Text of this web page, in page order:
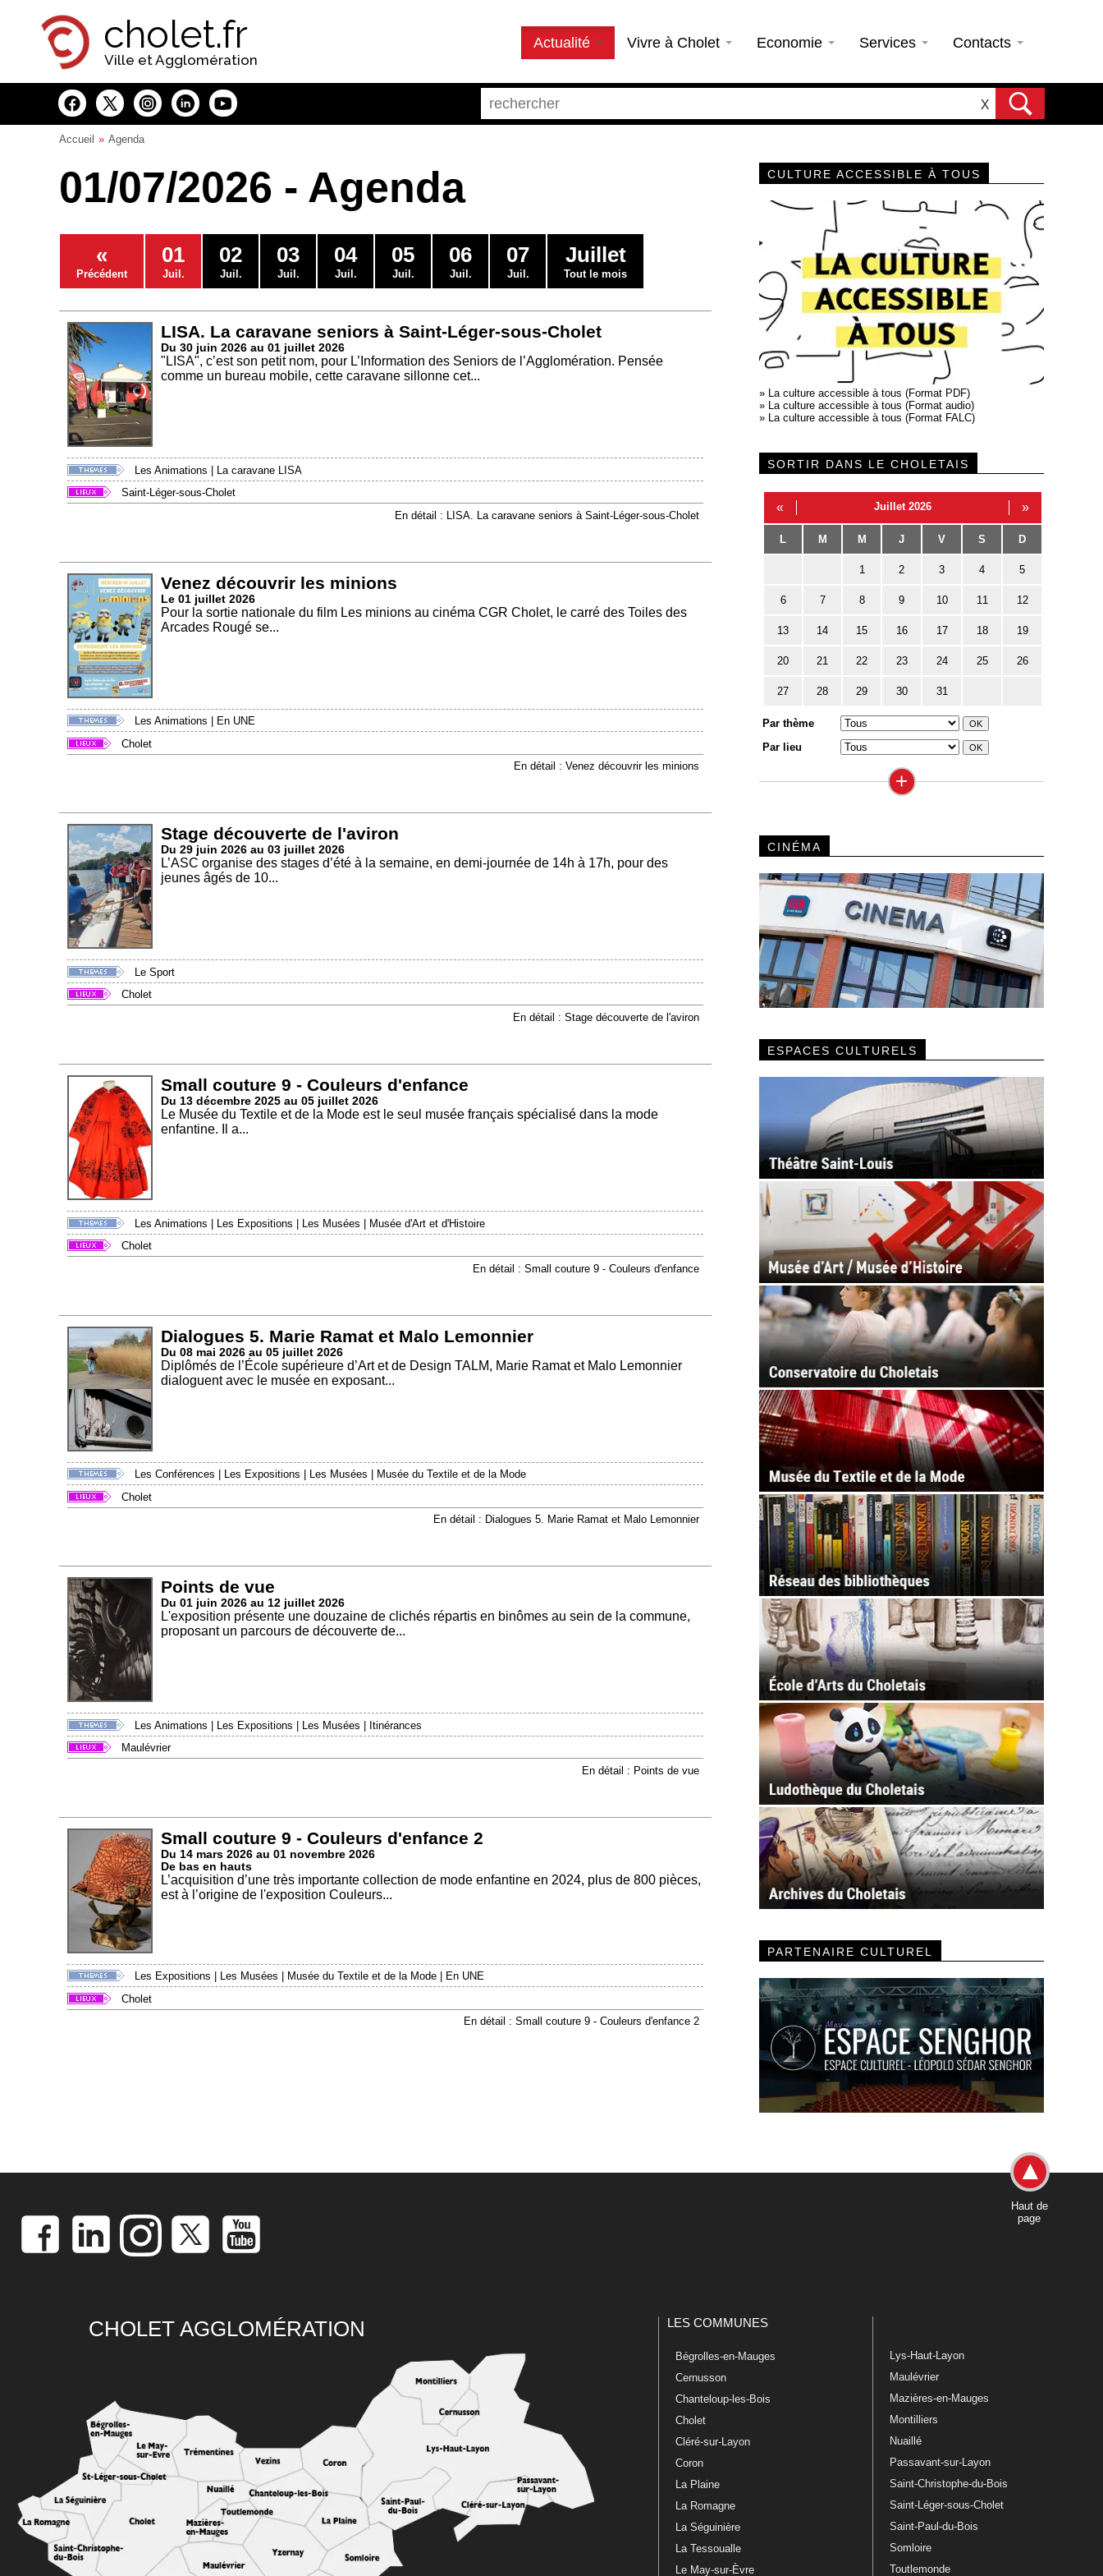
cholet.fr
Ville et Agglomération
Actualité Vivre à Cholet Economie Services Contacts
X
Accueil Agenda
01/07/2026 - Agenda
«
Précédent
01
Juil.
02
Juil.
03
Juil.
04
Juil.
05
Juil.
06
Juil.
07
Juil.
Juillet
Tout le mois
LISA. La caravane seniors à Saint-Léger-sous-Cholet
Du 30 juin 2026 au 01 juillet 2026
"LISA", c’est son petit nom, pour L’Information des Seniors de l’Agglomération. Pensée
comme un bureau mobile, cette caravane sillonne cet...
Les Animations | La caravane LISA
Saint-Léger-sous-Cholet
En détail : LISA. La caravane seniors à Saint-Léger-sous-Cholet
Venez découvrir les minions
Le 01 juillet 2026
Pour la sortie nationale du film Les minions au cinéma CGR Cholet, le carré des Toiles des
Arcades Rougé se...
Les Animations
En UNE
Cholet
En détail : Venez découvrir les minions
Stage découverte de l'aviron
Du 29 juin 2026 au 03 juillet 2026
L’ASC organise des stages d’été à la semaine, en demi-journée de 14h à 17h, pour des
jeunes âgés de 10...
Le Sport
Cholet
En détail : Stage découverte de l'aviron
Small couture 9 - Couleurs d'enfance
Du 13 décembre 2025 au 05 juillet 2026
Le Musée du Textile et de la Mode est le seul musée français spécialisé dans la mode
enfantine. Il a...
Les Animations | Les Expositions | Les Musées | Musée d'Art et d'Histoire
Cholet
En détail : Small couture 9 - Couleurs d'enfance
Dialogues 5. Marie Ramat et Malo Lemonnier
Du 08 mai 2026 au 05 juillet 2026
Diplômés de l’École supérieure d’Art et de Design TALM, Marie Ramat et Malo Lemonnier
dialoguent avec le musée en exposant...
Les Conférences Les Expositions Les Musées
Musée du Textile et de la Mode
Cholet
En détail : Dialogues 5. Marie Ramat et Malo Lemonnier
Points de vue
Du 01 juin 2026 au 12 juillet 2026
L'exposition présente une douzaine de clichés répartis en binômes au sein de la commune,
proposant un parcours de découverte de...
Les Animations Les Expositions Les Musées
Itinérances
Maulévrier
En détail : Points de vue
Small couture 9 - Couleurs d'enfance 2
Du 14 mars 2026 au 01 novembre 2026
De bas en hauts
L’acquisition d’une très importante collection de mode enfantine en 2024, plus de 800 pièces,
est à l’origine de l'exposition Couleurs...
Les Expositions Les Musées Musée du Textile et de la Mode
En UNE
Cholet
En détail : Small couture 9 - Couleurs d'enfance 2
CULTURE ACCESSIBLE À TOUS
» La culture accessible à tous (Format PDF)
» La culture accessible à tous (Format audio)
» La culture accessible à tous (Format FALC)
SORTIR DANS LE CHOLETAIS
« Juillet 2026 »
L M M J V S D
1 2 3 4 5
6 7 8 9 10 11 12
13 14 15 16 17 18 19
20 21 22 23 24 25 26
27 28 29 30 31
Par thème
Par lieu
+
CINÉMA
ESPACES CULTURELS
PARTENAIRE CULTUREL
Haut de
page
CHOLET AGGLOMÉRATION LES COMMUNES
Bégrolles-en-Mauges
Cernusson
Chanteloup-les-Bois
Cholet
Cléré-sur-Layon
Coron
La Plaine
La Romagne
La Séguinière
La Tessoualle
Le May-sur-Èvre
Lys-Haut-Layon
Maulévrier
Mazières-en-Mauges
Montilliers
Nuaillé
Passavant-sur-Layon
Saint-Christophe-du-Bois
Saint-Léger-sous-Cholet
Saint-Paul-du-Bois
Somloire
Toutlemonde